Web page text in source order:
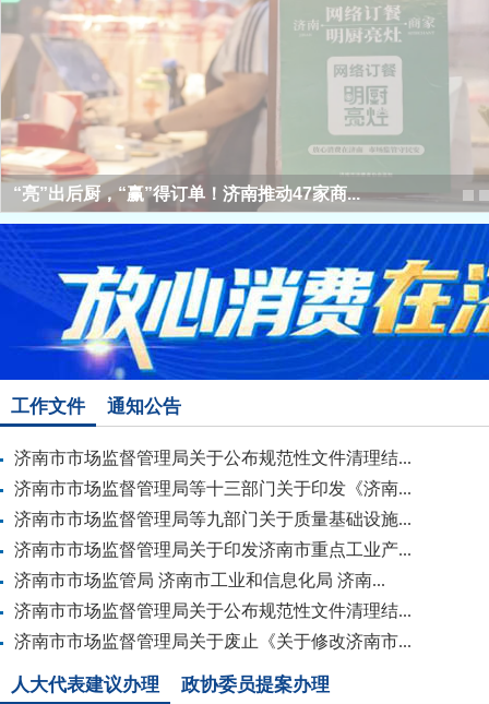
“亮”出后厨，“赢”得订单！济南推动47家商...
工作文件 通知公告
济南市市场监督管理局关于公布规范性文件清理结...
济南市市场监督管理局等十三部门关于印发《济南...
济南市市场监督管理局等九部门关于质量基础设施...
济南市市场监督管理局关于印发济南市重点工业产...
济南市市场监管局 济南市工业和信息化局 济南...
济南市市场监督管理局关于公布规范性文件清理结...
济南市市场监督管理局关于废止《关于修改济南市...
人大代表建议办理 政协委员提案办理